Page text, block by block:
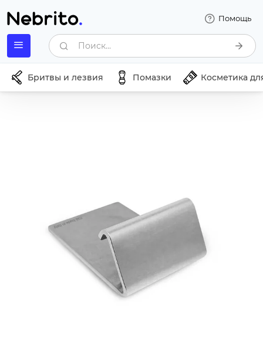
Помощь
Поиск...
Бритвы и лезвия Помазки Косметика